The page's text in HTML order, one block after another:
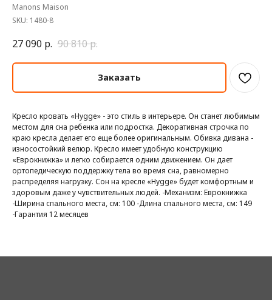
Manons Maison
SKU: 1480-8
27 090 р. 90 810р.
Заказать
Кресло кровать «Hygge» - это стиль в интерьере. Он станет любимым
местом для сна ребенка или подростка. Декоративная строчка по
краю кресла делает его еще более оригинальным. Обивка дивана -
износостойкий велюр. Кресло имеет удобную конструкцию
«Еврокнижка» и легко собирается одним движением. Он дает
ортопедическую поддержку тела во время сна, равномерно
распределяя нагрузку. Сон на кресле «Hygge» будет комфортным и
здоровым даже у чувствительных людей. -Механизм: Еврокнижка
-Ширина спального места, см: 100 -Длина спального места, см: 149
-Гарантия 12 месяцев